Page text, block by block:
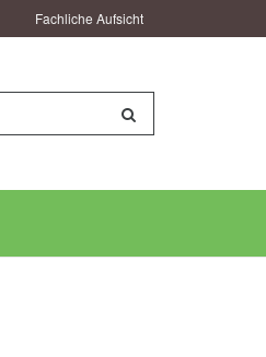
Fachliche Aufsicht